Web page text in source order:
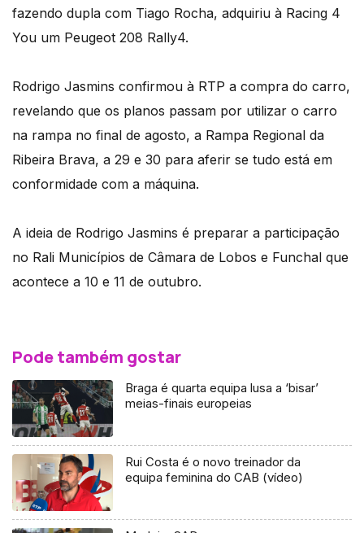
fazendo dupla com Tiago Rocha, adquiriu à Racing 4
You um Peugeot 208 Rally4.
Rodrigo Jasmins confirmou à RTP a compra do carro,
revelando que os planos passam por utilizar o carro
na rampa no final de agosto, a Rampa Regional da
Ribeira Brava, a 29 e 30 para aferir se tudo está em
conformidade com a máquina.
A ideia de Rodrigo Jasmins é preparar a participação
no Rali Municípios de Câmara de Lobos e Funchal que
acontece a 10 e 11 de outubro.
Pode também gostar
Braga é quarta equipa lusa a ‘bisar’
meias-finais europeias
Rui Costa é o novo treinador da
equipa feminina do CAB (vídeo)